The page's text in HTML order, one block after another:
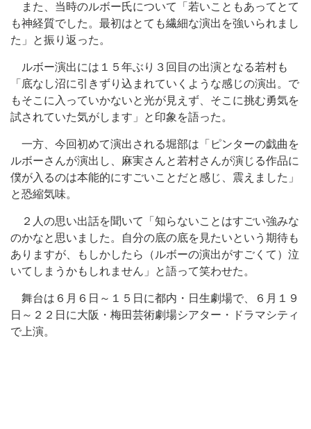
また、当時のルボー氏について「若いこともあってとて
も神経質でした。最初はとても繊細な演出を強いられまし
た」と振り返った。
ルボー演出には１５年ぶり３回目の出演となる若村も
「底なし沼に引きずり込まれていくような感じの演出。で
もそこに入っていかないと光が見えず、そこに挑む勇気を
試されていた気がします」と印象を語った。
一方、今回初めて演出される堀部は「ピンターの戯曲を
ルボーさんが演出し、麻実さんと若村さんが演じる作品に
僕が入るのは本能的にすごいことだと感じ、震えました」
と恐縮気味。
２人の思い出話を聞いて「知らないことはすごい強みな
のかなと思いました。自分の底の底を見たいという期待も
ありますが、もしかしたら（ルボーの演出がすごくて）泣
いてしまうかもしれません」と語って笑わせた。
舞台は６月６日～１５日に都内・日生劇場で、６月１９
日～２２日に大阪・梅田芸術劇場シアター・ドラマシティ
で上演。